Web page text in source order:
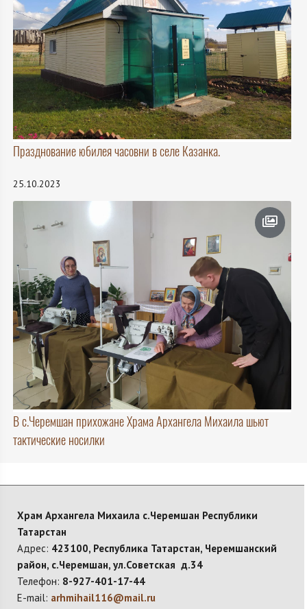
Празднование юбилея часовни в селе Казанка.
25.10.2023
В с.Черемшан прихожане Храма Архангела Михаила шьют
тактические носилки
Храм Архангела Михаила с.Черемшан Республики
Татарстан
Адрес: 423100, Республика Татарстан, Черемшанский
район, с.Черемшан, ул.Советская д.34
Телефон: 8-927-401-17-44
E-mail: arhmihail116@mail.ru